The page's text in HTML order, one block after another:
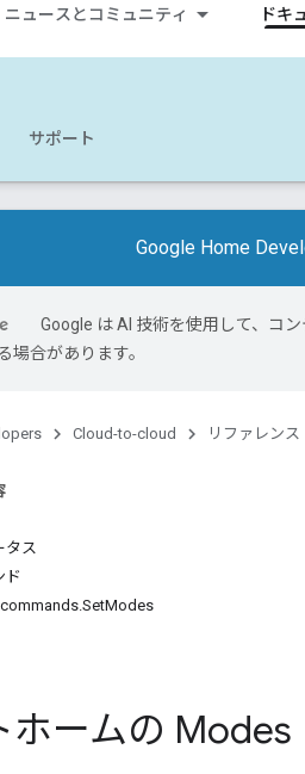
ニュースとコミュニティ ドキ
サポート
Google Home
Google は AI 技術を使用して、コ
場合があります。
Cloud-to-cloud リファレンス
タス
ド
ホームの